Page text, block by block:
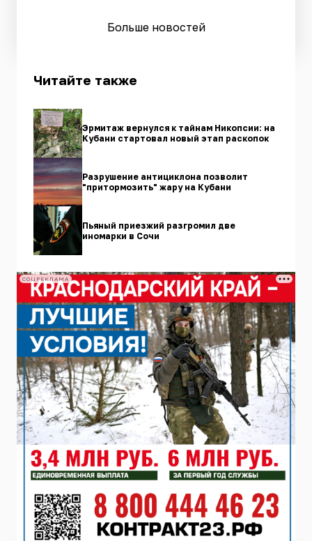
Больше новостей
Читайте также
Эрмитаж вернулся к тайнам Никопсии: на
Кубани стартовал новый этап раскопок
Разрушение антициклона позволит
"притормозить" жару на Кубани
Пьяный приезжий разгромил две
иномарки в Сочи
СОЦРЕКЛАМА